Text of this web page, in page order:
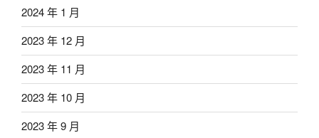
2024 年 1 月
2023 年 12 月
2023 年 11 月
2023 年 10 月
2023 年 9 月